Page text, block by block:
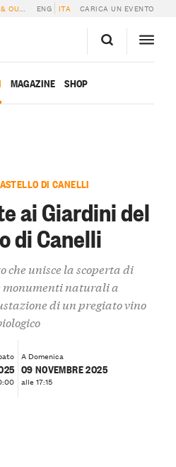
» VISITE GUIDATE AI GIARDINI
ENG ITA CARICA UN EVENTO
MAGAZINE SHOP
DI CANELLI
ai Giardini del
di Canelli
che unisce la scoperta di
monumenti naturali a
di un pregiato vino
A Domenica
09 NOVEMBRE 2025
alle 17:15